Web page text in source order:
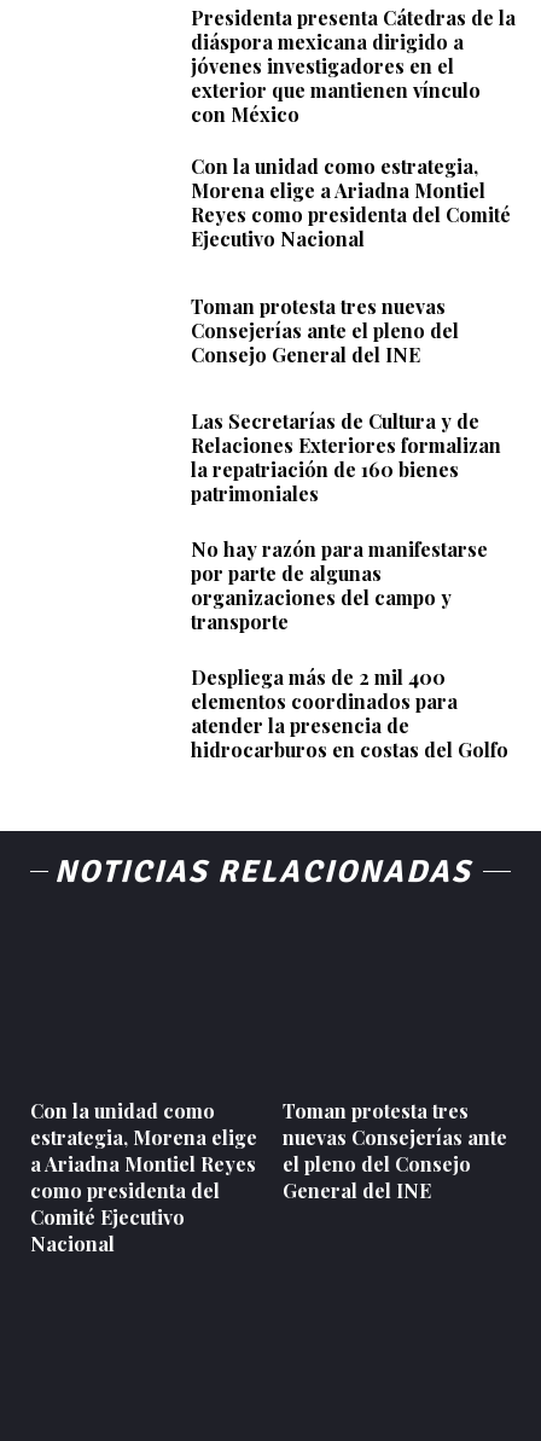
Presidenta presenta Cátedras de la
diáspora mexicana dirigido a
jóvenes investigadores en el
exterior que mantienen vínculo
con México
Con la unidad como estrategia,
Morena elige a Ariadna Montiel
Reyes como presidenta del Comité
Ejecutivo Nacional
Toman protesta tres nuevas
Consejerías ante el pleno del
Consejo General del INE
Las Secretarías de Cultura y de
Relaciones Exteriores formalizan
la repatriación de 160 bienes
patrimoniales
No hay razón para manifestarse
por parte de algunas
organizaciones del campo y
transporte
Despliega más de 2 mil 400
elementos coordinados para
atender la presencia de
hidrocarburos en costas del Golfo
NOTICIAS RELACIONADAS
Con la unidad como
estrategia, Morena elige
a Ariadna Montiel Reyes
como presidenta del
Comité Ejecutivo
Nacional
Toman protesta tres
nuevas Consejerías ante
el pleno del Consejo
General del INE